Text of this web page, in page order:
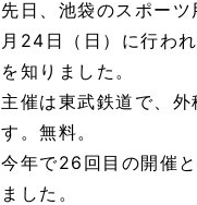
先日、池袋のスポー
月24日（日）に行わ
を知りました。
主催は東武鉄道で、
す。無料。
今年で26回目の開催
ました。